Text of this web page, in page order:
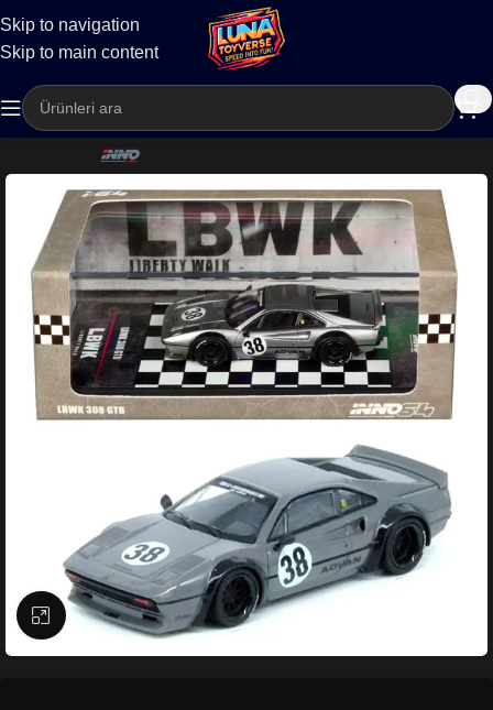
Skip to navigation
Skip to main content
Kargo
Büyütmek için tıklayın